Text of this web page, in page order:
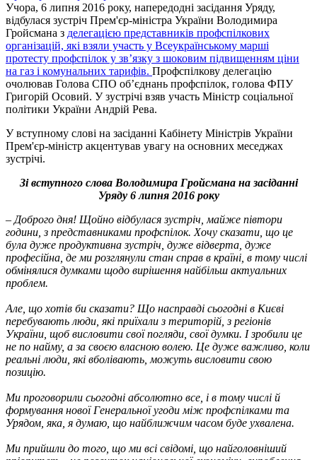
Учора, 6 липня 2016 року, напередодні засідання Уряду,
відбулася зустріч Прем'єр-міністра України Володимира
Гройсмана з делегацією представників профспілкових
організацій, які взяли участь у Всеукраїнському марші
протесту профспілок у зв’язку з шоковим підвищенням ціни
на газ і комунальних тарифів. Профспілкову делегацію
очолював Голова СПО об’єднань профспілок, голова ФПУ
Григорій Осовий. У зустрічі взяв участь Міністр соціальної
політики України Андрій Рева.
У вступному слові на засіданні Кабінету Міністрів України
Прем'єр-міністр акцентував увагу на основних меседжах
зустрічі.
Зі вступного слова Володимира Гройсмана на засіданні
Уряду 6 липня 2016 року
– Доброго дня! Щойно відбулася зустріч, майже півтори
години, з представниками профспілок. Хочу сказати, що це
була дуже продуктивна зустріч, дуже відверта, дуже
професійна, де ми розглянули стан справ в країні, в тому числі
обмінялися думками щодо вирішення найбільш актуальних
проблем.
Але, що хотів би сказати? Що насправді сьогодні в Києві
перебувають люди, які приїхали з територій, з регіонів
України, щоб висловити свої погляди, свої думки. І зробили це
не по найму, а за своєю власною волею. Це дуже важливо, коли
реальні люди, які вболівають, можуть висловити свою
позицію.
Ми проговорили сьогодні абсолютно все, і в тому числі й
формування нової Генеральної угоди між профспілками та
Урядом, яка, я думаю, що найближчим часом буде ухвалена.
Ми прийшли до того, що ми всі свідомі, що найголовніший